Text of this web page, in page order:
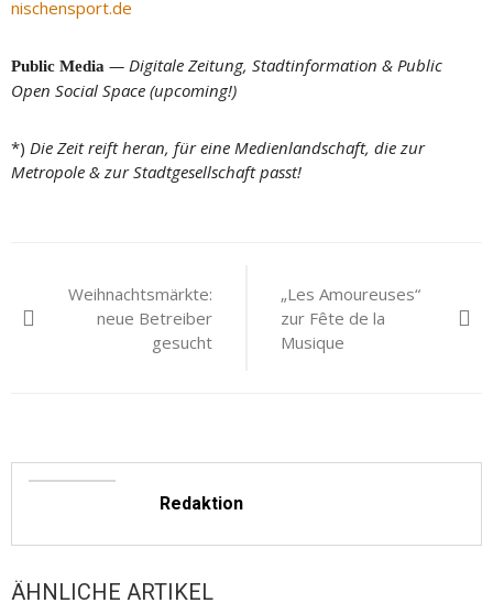
nischensport.de
Public Media — Digitale Zeitung, Stadtinformation & Public
Open Social Space (upcoming!)
*) Die Zeit reift heran, für eine Medienlandschaft, die zur
Metropole & zur Stadtgesellschaft passt!
Weihnachtsmärkte:
neue Betreiber
gesucht
„Les Amoureuses“
zur Fête de la
Musique
Redaktion
ÄHNLICHE ARTIKEL